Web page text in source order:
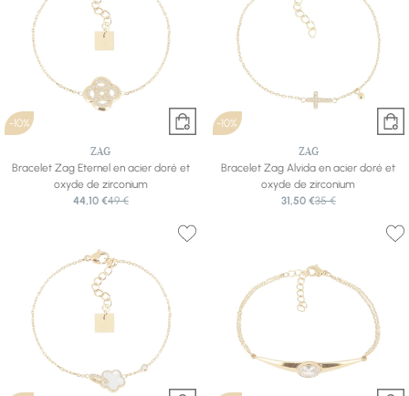
-10%
ZAG
Bracelet Zag Eternel en acier doré et
oxyde de zirconium
44,10 €49 €
-10%
ZAG
Bracelet Zag Alvida en acier doré et
oxyde de zirconium
31,50 €35 €